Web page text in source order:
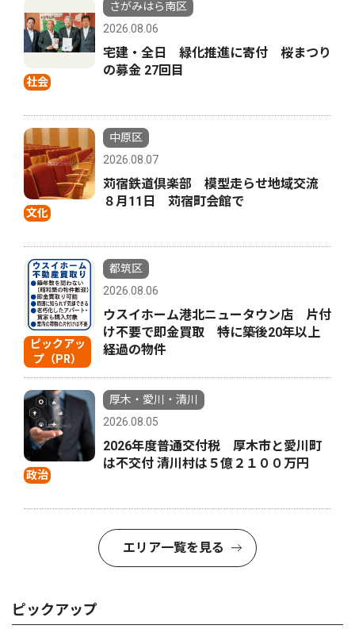
社会
さがみはら南区
2026.08.06
宅建・全日 緑化推進に寄付 桜まつり
の募金 27回目
文化
中原区
2026.08.07
苅宿鉄道倶楽部 模型走らせ地域交流
８月11日 苅宿町会館で
ピックアッ
プ（PR）
都筑区
2026.08.06
ウスイホーム港北ニュータウン店 片付
け不要で即金買取 特に築後20年以上
経過の物件
政治
厚木・愛川・清川
2026.08.05
2026年度普通交付税 厚木市と愛川町
は不交付 清川村は５億２１００万円
エリア一覧を見る
ピックアップ